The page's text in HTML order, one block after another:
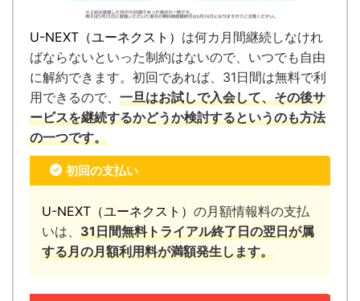
U-NEXT（ユーネクスト） は何カ月間継続しなけれ
ばならないといった制約はないので、いつでも自由
に解約できます。 初回であれば、31日間は無料で利
用できるので、 一旦はお試しで入会して、その後サ
ービスを継続するかどうか検討するというのも方法
の一つです。
初回の支払い
U-NEXT（ユーネクスト） の月額情報料の支払
いは、 31日間無料トライアル終了日の翌日が属
する月の月額利用料が満額発生します。